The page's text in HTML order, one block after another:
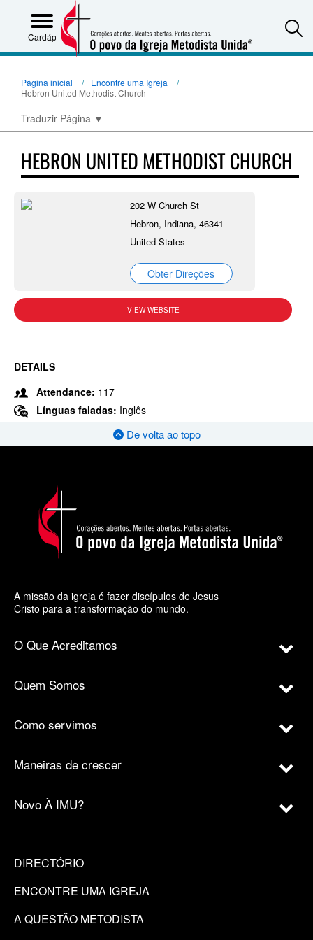
Cardápio
Página inicial
Encontre uma Igreja
Hebron United Methodist Church
Traduzir Página ▼
HEBRON UNITED METHODIST CHURCH
202 W Church St
Hebron, Indiana, 46341
United States
Obter Direções
VIEW WEBSITE
DETAILS
Attendance: 117
Línguas faladas: Inglês
De volta ao topo
A missão da igreja é fazer discípulos de Jesus
Cristo para a transformação do mundo.
O Que Acreditamos
Quem Somos
Como servimos
Maneiras de crescer
Novo À IMU?
DIRECTÓRIO
ENCONTRE UMA IGREJA
A QUESTÃO METODISTA